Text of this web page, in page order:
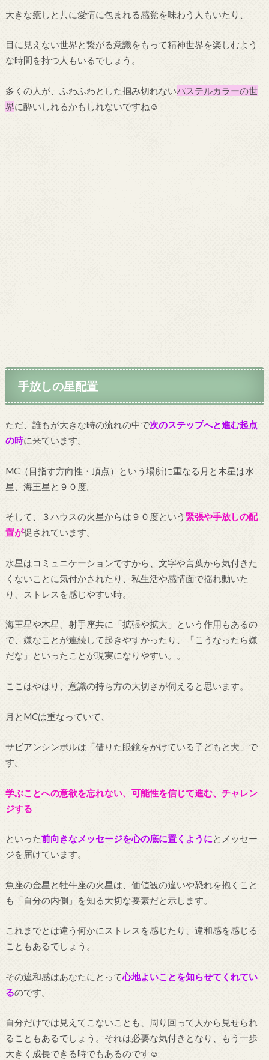
大きな癒しと共に愛情に包まれる感覚を味わう人もいたり、
目に見えない世界と繋がる意識をもって精神世界を楽しむよう
な時間を持つ人もいるでしょう。
多くの人が、ふわふわとした掴み切れないパステルカラーの世
界に酔いしれるかもしれないですね☺
手放しの星配置
ただ、誰もが大きな時の流れの中で次のステップへと進む起点
の時に来ています。
MC（目指す方向性・頂点）という場所に重なる月と木星は水
星、海王星と９０度。
そして、３ハウスの火星からは９０度という 緊張や手放しの配
置が促されています。
水星はコミュニケーションですから、文字や言葉から気付きた
くないことに気付かされたり、私生活や感情面で揺れ動いた
り、ストレスを感じやすい時。
海王星や木星、射手座共に「拡張や拡大」という作用もあるの
で、嫌なことが連続して起きやすかったり、「こうなったら嫌
だな」といったことが現実になりやすい。。
ここはやはり、意識の持ち方の大切さが伺えると思います。
月とMCは重なっていて、
サビアンシンボルは「借りた眼鏡をかけている子どもと犬」で
す。
学ぶことへの意欲を忘れない、可能性を信じて進む、チャレン
ジする
といった前向きなメッセージを心の底に置くようにとメッセー
ジを届けています。
魚座の金星と牡牛座の火星は、価値観の違いや恐れを抱くこと
も「自分の内側」を知る大切な要素だと示します。
これまでとは違う何かにストレスを感じたり、違和感を感じる
こともあるでしょう。
その違和感はあなたにとって心地よいことを知らせてくれてい
るのです。
自分だけでは見えてこないことも、周り回って人から見せられ
ることもあるでしょう。それは必要な気付きとなり、もう一歩
大きく成長できる時でもあるのです☺